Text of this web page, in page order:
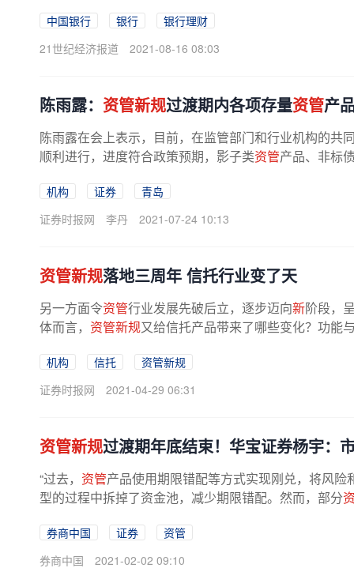
中国银行 银行
银行理财
21世纪经济报道
2021-08-16 08:03
陈雨露： 资管新规过渡期内各项存量资管产
陈雨露在会上表示，目前，在监管部门和行业机构的共
顺利进行，进度符合政策预期，影子类资管产品、非标
机构 证券
青岛
证券时报网
李丹 2021-07-24 10:13
资管新规落地三周年 信托行业变了天
另一方面令资管行业发展先破后立，逐步迈向新阶段，
体而言， 资管新规又给信托产品带来了哪些变化？功能
机构 信托
资管新规
证券时报网
2021-04-29 06:31
资管新规过渡期年底结束！华宝证券杨宇：
“过去， 资管产品使用期限错配等方式实现刚兑，将风
型的过程中拆掉了资金池，减少期限错配。然而，部分
券商中国 证券
资管
券商中国
2021-02-02 09:10